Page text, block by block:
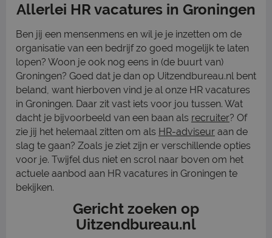
Allerlei HR vacatures in Groningen
Ben jij een mensenmens en wil je je inzetten om de
organisatie van een bedrijf zo goed mogelijk te laten
lopen? Woon je ook nog eens in (de buurt van)
Groningen? Goed dat je dan op Uitzendbureau.nl bent
beland, want hierboven vind je al onze HR vacatures
in Groningen. Daar zit vast iets voor jou tussen. Wat
dacht je bijvoorbeeld van een baan als recruiter? Of
zie jij het helemaal zitten om als HR-adviseur aan de
slag te gaan? Zoals je ziet zijn er verschillende opties
voor je. Twijfel dus niet en scrol naar boven om het
actuele aanbod aan HR vacatures in Groningen te
bekijken.
Gericht zoeken op
Uitzendbureau.nl